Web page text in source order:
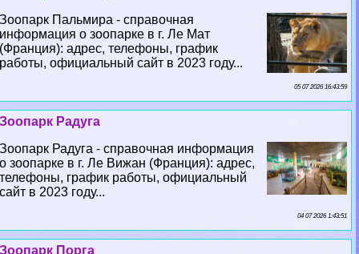
Зоопарк Пальмира - справочная
информация о зоопарке в г. Ле Мат
(Франция): адрес, телефоны, график
работы, официальный сайт в 2023 году...
05 07 2026 16:43:59
Зоопарк Радуга
Зоопарк Радуга - справочная информация
о зоопарке в г. Ле Вижан (Франция): адрес,
телефоны, график работы, официальный
сайт в 2023 году...
04 07 2026 1:43:51
Зоопарк Порга